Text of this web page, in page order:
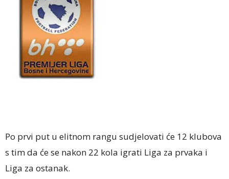
Po prvi put u elitnom rangu sudjelovati će 12 klubova
s tim da će se nakon 22 kola igrati Liga za prvaka i
Liga za ostanak.